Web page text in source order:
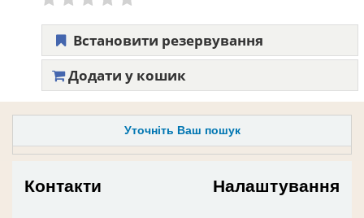
Уточніть Ваш пошук
Встановити резервування
Додати у кошик
Контакти Налаштування